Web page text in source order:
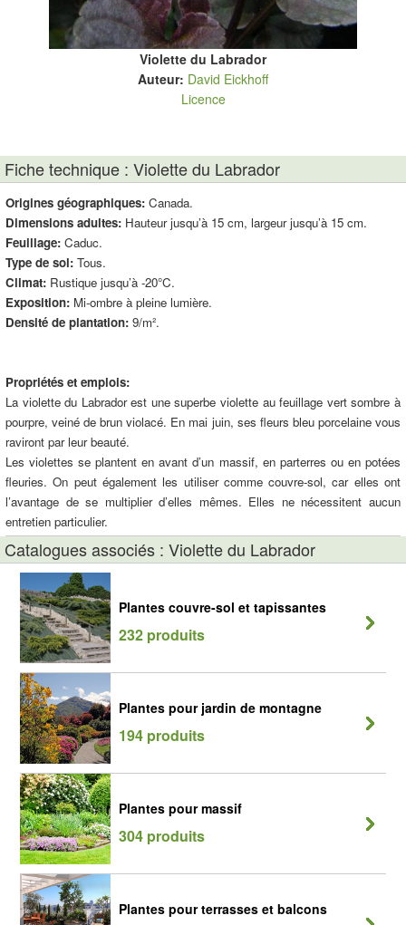
Violette du Labrador
Auteur: David Eickhoff
Licence
Fiche technique : Violette du Labrador
Origines géographiques: Canada.
Dimensions adultes: Hauteur jusqu’à 15 cm, largeur jusqu’à 15 cm.
Feuillage: Caduc.
Type de sol: Tous.
Climat: Rustique jusqu’à -20°C.
Exposition: Mi-ombre à pleine lumière.
Densité de plantation: 9/m².
Propriétés et emplois:
La violette du Labrador est une superbe violette au feuillage vert sombre à
pourpre, veiné de brun violacé. En mai juin, ses fleurs bleu porcelaine vous
raviront par leur beauté.
Les violettes se plantent en avant d’un massif, en parterres ou en potées
fleuries. On peut également les utiliser comme couvre-sol, car elles ont
l’avantage de se multiplier d’elles mêmes. Elles ne nécessitent aucun
entretien particulier.
Catalogues associés : Violette du Labrador
Plantes couvre-sol et tapissantes
232 produits
Plantes pour jardin de montagne
194 produits
Plantes pour massif
304 produits
Plantes pour terrasses et balcons